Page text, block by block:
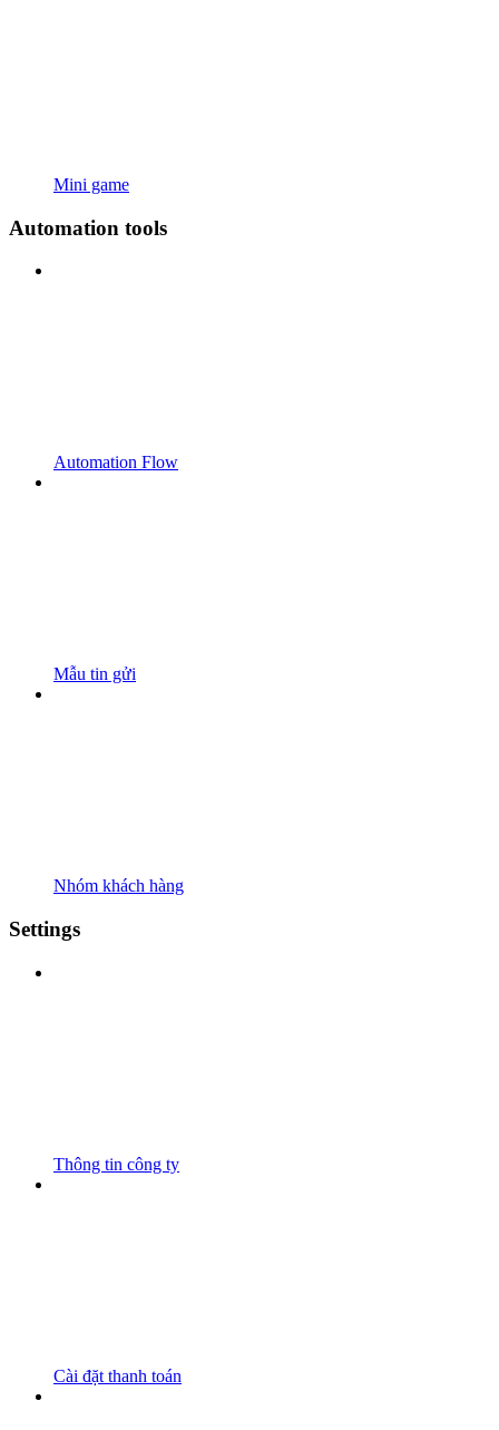
Mini game
Automation tools
Automation Flow
Mẫu tin gửi
Nhóm khách hàng
Settings
Thông tin công ty
Cài đặt thanh toán